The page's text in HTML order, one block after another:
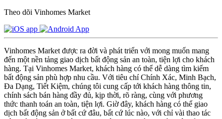
Theo dõi Vinhomes Market
Vinhomes Market được ra đời và phát triển với mong muốn mang
đến một nền tảng giao dịch bất động sản an toàn, tiện lợi cho khách
hàng. Tại Vinhomes Market, khách hàng có thể dễ dàng tìm kiếm
bất động sản phù hợp nhu cầu. Với tiêu chí Chính Xác, Minh Bạch,
Đa Dạng, Tiết Kiệm, chúng tôi cung cấp tới khách hàng thông tin,
chính sách bán hàng đầy đủ, kịp thời, rõ ràng, cùng với phương
thức thanh toán an toàn, tiện lợi. Giờ đây, khách hàng có thể giao
dịch bất động sản ở bất cứ đâu, bất cứ lúc nào, với chỉ vài thao tác